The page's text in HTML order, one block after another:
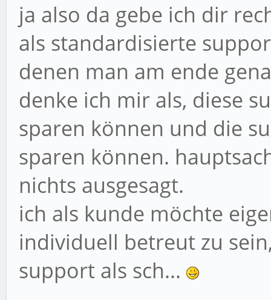
ja also da gebe ich dir
als standardisierte
denen man am ende
denke ich mir als, diese
sparen können und die
sparen können.
nichts ausgesagt.
ich als kunde möchte
individuell betreut zu
support als sch...